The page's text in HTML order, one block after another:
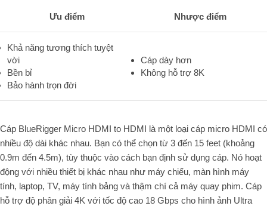
Ưu điểm Nhược điểm
Khả năng tương thích tuyệt
vời
Bền bỉ
Bảo hành trọn đời
Cáp dày hơn
Không hỗ trợ 8K
Cáp BlueRigger Micro HDMI to HDMI là một loại cáp micro HDMI có
nhiều độ dài khác nhau. Bạn có thể chọn từ 3 đến 15 feet (khoảng
0.9m đến 4.5m), tùy thuộc vào cách bạn định sử dụng cáp. Nó hoạt
động với nhiều thiết bị khác nhau như máy chiếu, màn hình máy
tính, laptop, TV, máy tính bảng và thậm chí cả máy quay phim. Cáp
hỗ trợ độ phân giải 4K với tốc độ cao 18 Gbps cho hình ảnh Ultra